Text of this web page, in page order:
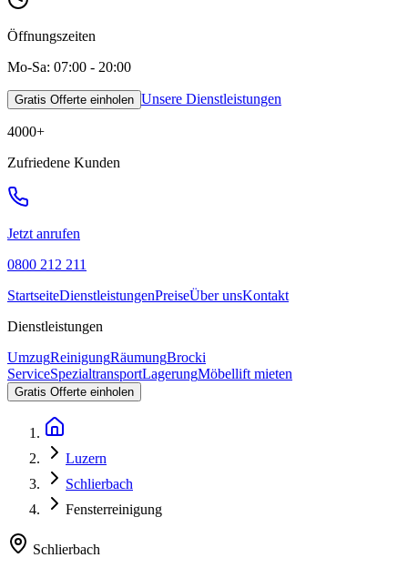
Öffnungszeiten
Mo-Sa: 07:00 - 20:00
Gratis Offerte einholen Unsere Dienstleistungen
4000+
Zufriedene Kunden
Jetzt anrufen
0800 212 211
StartseiteDienstleistungenPreiseÜber unsKontakt
Dienstleistungen
UmzugReinigungRäumungBrocki
ServiceSpezialtransportLagerungMöbellift mieten
Gratis Offerte einholen
Luzern
Schlierbach
Fensterreinigung
Schlierbach